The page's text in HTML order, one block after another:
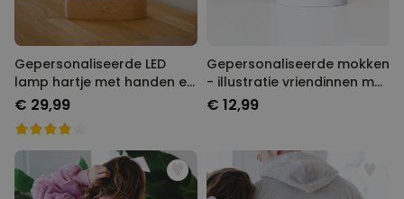
Gepersonaliseerde LED
lamp hartje met handen en
namen
€ 29,99
Gepersonaliseerde mokken
- illustratie vriendinnen met
tekst
€ 12,99